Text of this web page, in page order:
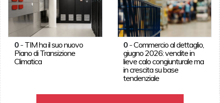
0- TIM ha il suo nuovo
Piano di Transizione
Climatica
0 -Commercio al dettaglio,
giugno 2026: vendite in
lieve calo congiunturale ma
in crescita su base
tendenziale